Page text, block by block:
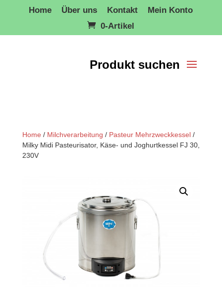
Home Über uns Kontakt
Mein Konto
0-Artikel
Home / Milchverarbeitung / Pasteur Mehrzweckkessel/
Milky Midi Pasteurisator, Käse- und Joghurtkessel FJ 30,
230V